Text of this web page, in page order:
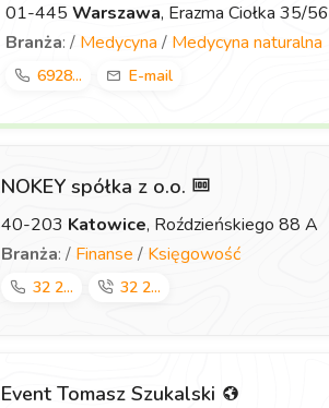
01-445 Warszawa, Erazma Ciołka 35/56
Branża: / Medycyna / Medycyna naturalna
6928... E-mail
NOKEY spółka z o.o.
40-203 Katowice, Roździeńskiego 88 A
Branża: / Finanse / Księgowość
32 2... 32 2...
Event Tomasz Szukalski